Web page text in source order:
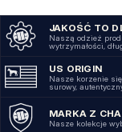
JAKOŚĆ TO
Naszą odzież
wytrzymałości,
US ORIGIN
Nasze korzenie
surowy,
MARKA Z
Nasze kolekcje